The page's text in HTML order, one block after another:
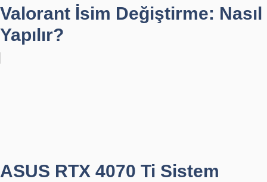
Valorant İsim Değiştirme: Nasıl
Yapılır?
ASUS RTX 4070 Ti Sistem